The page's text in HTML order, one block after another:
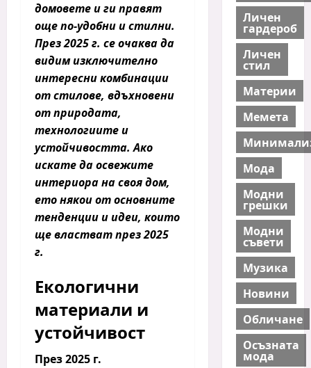
домовете и ги правят
още по-удобни и стилни.
През 2025 г. се очаква да
видим изключително
интересни комбинации
от стилове, вдъхновени
от природата,
технологиите и
устойчивостта. Ако
искате да освежите
интериора на своя дом,
ето някои от основните
тенденции и идеи, които
ще властват през 2025
г.
Екологични
материали и
устойчивост
През 2025 г.
Личен
гардероб
Личен
стил
Материи
Мемета
Мода
Модни
грешки
Модни
съвети
Музика
Новини
Обличане
Осъзната
мода